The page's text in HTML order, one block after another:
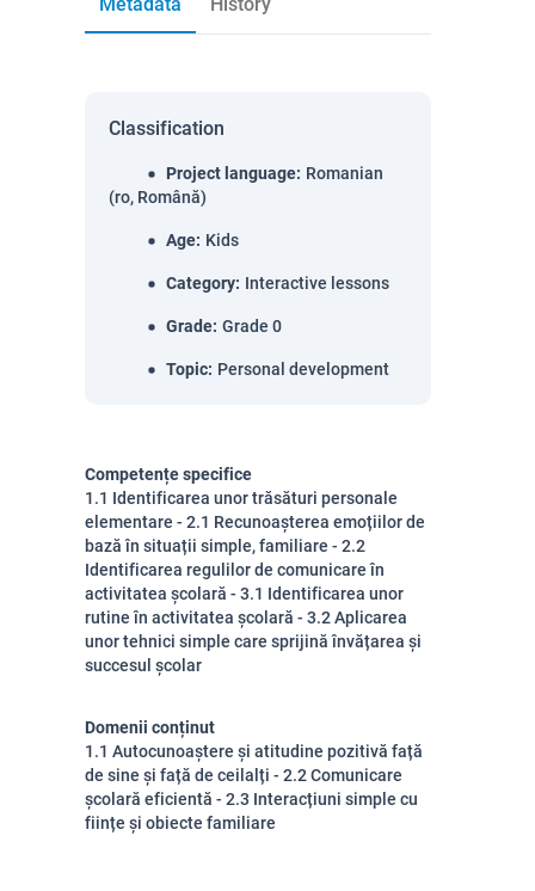
Classification
Project language: Romanian
(ro, Română)
Age: Kids
Category: Interactive lessons
Grade: Grade 0
Topic: Personal development
Competențe specifice
1.1 Identificarea unor trăsături personale
elementare - 2.1 Recunoașterea emoțiilor de
bază în situații simple, familiare - 2.2
Identificarea regulilor de comunicare în
activitatea școlară - 3.1 Identificarea unor
rutine în activitatea școlară - 3.2 Aplicarea
unor tehnici simple care sprijină învățarea și
succesul școlar
Domenii conținut
1.1 Autocunoaștere și atitudine pozitivă față
de sine și față de ceilalți - 2.2 Comunicare
școlară eficientă - 2.3 Interacțiuni simple cu
ființe și obiecte familiare